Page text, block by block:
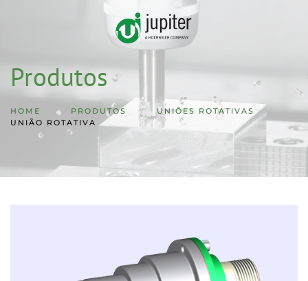
Skip to main content
Produtos
HOME PRODUTOS
UNIÕES ROTATIVAS
UNIÃO ROTATIVA